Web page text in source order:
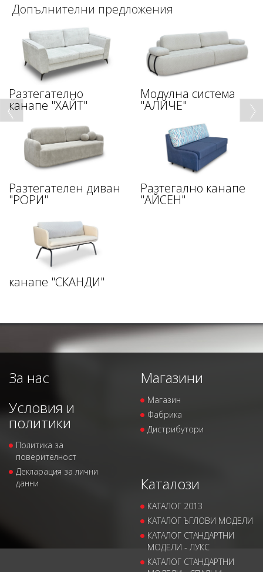
Допълнителни предложения
Разтегателно
канапе "ХАЙТ"
Модулна система
"АЛИЧЕ"
Разтегателен диван
"РОРИ"
Разтегално канапе
"АЙСЕН"
канапе "СКАНДИ"
За нас
Условия и
политики
Политика за
поверителност
Декларация за лични
данни
Магазини
Магазин
Фабрика
Дистрибутори
Каталози
КАТАЛОГ 2013
КАТАЛОГ ЪГЛОВИ МОДЕЛИ
КАТАЛОГ СТАНДАРТНИ
МОДЕЛИ - ЛУКС
КАТАЛОГ СТАНДАРТНИ